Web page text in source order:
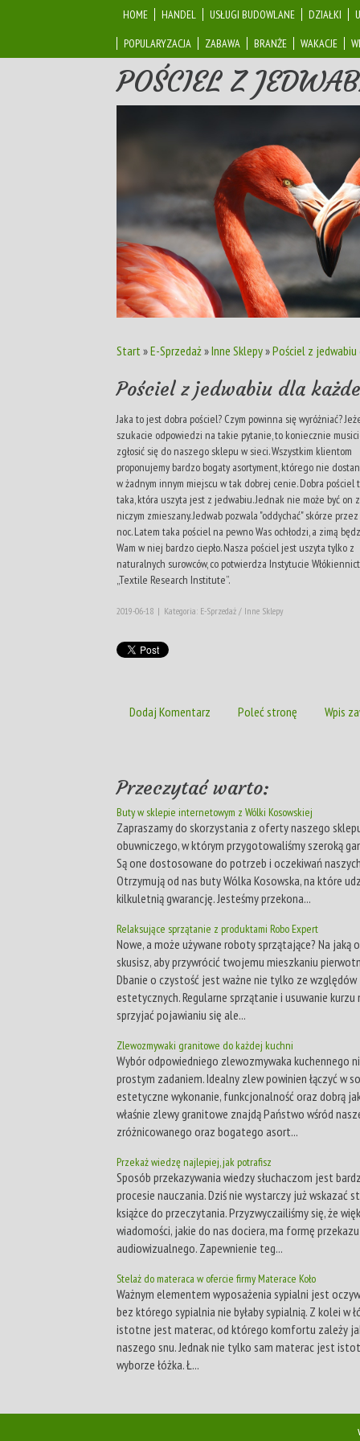
HOME HANDEL USŁUGI BUDOWLANE DZIAŁKI
POPULARYZACJA
ZABAWA BRANŻE WAKACJE
POŚCIEL Z
Start »E-Sprzedaż»Inne Sklepy»Pościel z
Pościel z jedwabiu dla
Jaka to jest dobra pościel? Czym powinna się wyróżniać?
szukacie odpowiedzi na takie pytanie, to koniecznie
zgłosić się do naszego sklepu w sieci. Wszystkim klientom
proponujemy bardzo bogaty asortyment, którego nie
w żadnym innym miejscu w tak dobrej cenie. Dobra pościel
taka, która uszyta jest z jedwabiu. Jednak nie może być on z
niczym zmieszany. Jedwab pozwala "oddychać" skórze przez
noc. Latem taka pościel na pewno Was ochłodzi, a zimą
Wam w niej bardzo ciepło. Nasza pościel jest uszyta tylko z
naturalnych surowców, co potwierdza Instytucie
„Textile Research Institute”.
2019-06-18 | Kategoria: E-Sprzedaż / Inne Sklepy
Dodaj Komentarz Poleć stronę Wpis
Przeczytać warto:
Buty w sklepie internetowym z Wólki Kosowskiej
Zapraszamy do skorzystania z oferty naszego
obuwniczego, w którym przygotowaliśmy szeroką
Są one dostosowane do potrzeb i oczekiwań
Otrzymują od nas buty Wólka Kosowska, na które
kilkuletnią gwarancję. Jesteśmy przekona...
Relaksujące sprzątanie z produktami Robo Expert
Nowe, a może używane roboty sprzątające? Na jaką
skusisz, aby przywrócić twojemu mieszkaniu
Dbanie o czystość jest ważne nie tylko ze względów
estetycznych. Regularne sprzątanie i usuwanie kurzu
sprzyjać pojawianiu się ale...
Zlewozmywaki granitowe do każdej kuchni
Wybór odpowiedniego zlewozmywaka kuchennego
prostym zadaniem. Idealny zlew powinien łączyć w
estetyczne wykonanie, funkcjonalność oraz dobrą
właśnie zlewy granitowe znajdą Państwo wśród
zróżnicowanego oraz bogatego asort...
Przekaż wiedzę najlepiej, jak potrafisz
Sposób przekazywania wiedzy słuchaczom jest
procesie nauczania. Dziś nie wystarczy już wskazać
książce do przeczytania. Przyzwyczailiśmy się, że
wiadomości, jakie do nas dociera, ma formę przekazu
audiowizualnego. Zapewnienie teg...
Stelaż do materaca w ofercie firmy Materace Koło
Ważnym elementem wyposażenia sypialni jest
bez którego sypialnia nie byłaby sypialnią. Z kolei w
istotne jest materac, od którego komfortu zależy
naszego snu. Jednak nie tylko sam materac jest
wyborze łóżka. Ł...